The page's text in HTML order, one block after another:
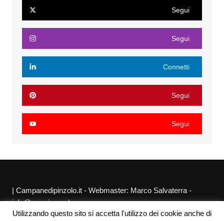
Segui
Segui
Connetti
Segui
Segui
| Campanedipinzolo.it - Webmaster: Marco Salvaterra -
info@agraria.org |
Utilizzando questo sito si accetta l'utilizzo dei cookie anche di